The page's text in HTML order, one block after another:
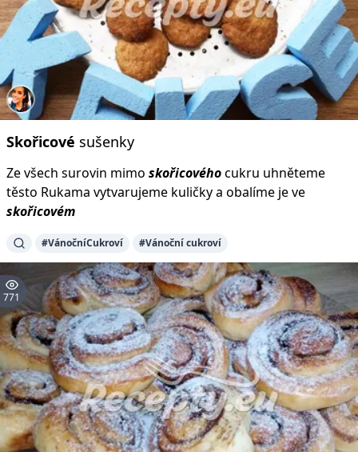
Skořicové sušenky
Ze všech surovin mimo skořicovéhocukru uhněteme
těsto Rukama vytvarujeme kuličky a obalíme je ve
skořicovém
#VánočníCukroví #Vánoční cukroví
771